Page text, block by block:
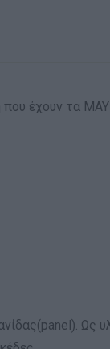
που έχουν τα
Ως